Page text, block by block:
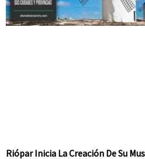
Riópar Inicia La Creación De Su